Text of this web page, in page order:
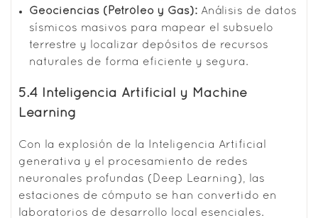
Geociencias (Petróleo y Gas): Análisis de datos
sísmicos masivos para mapear el subsuelo
terrestre y localizar depósitos de recursos
naturales de forma eficiente y segura.
5.4 Inteligencia Artificial y Machine
Learning
Con la explosión de la Inteligencia Artificial
generativa y el procesamiento de redes
neuronales profundas (Deep Learning), las
estaciones de cómputo se han convertido en
laboratorios de desarrollo local esenciales.